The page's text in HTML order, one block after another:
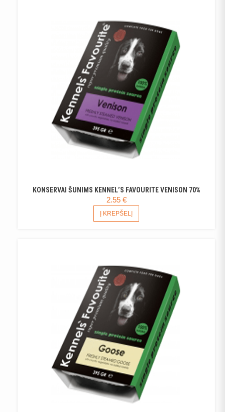
KONSERVAI ŠUNIMS KENNEL’S FAVOURITE VENISON 70%
2.55 €
Į KREPŠELĮ